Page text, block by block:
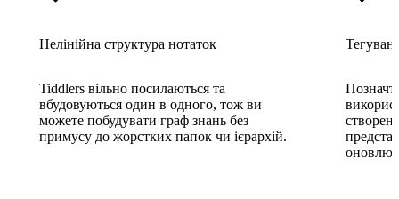
Нелінійна структура нотаток
Tiddlers вільно посилаються та
вбудовуються один в одного, тож ви
можете побудувати граф знань без
примусу до жорстких папок чи ієрархій.